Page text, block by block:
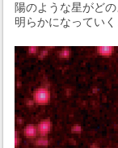
陽のような星がど
明らかになっていく